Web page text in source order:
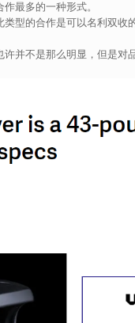
最多的一种形式。
型的合作是可以名利双收
并不是那么明显，但是对